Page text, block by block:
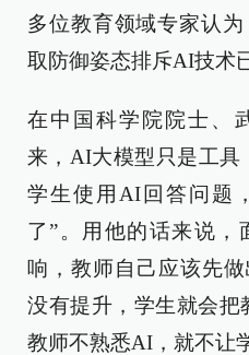
多位教育领域专家认
取防御姿态排斥AI技术
在中国科学院院士、
来，AI大模型只是工具
学生使用AI回答问题
了”。用他的话来说
响，教师自己应该先
没有提升，学生就会把
教师不熟悉AI，就不让